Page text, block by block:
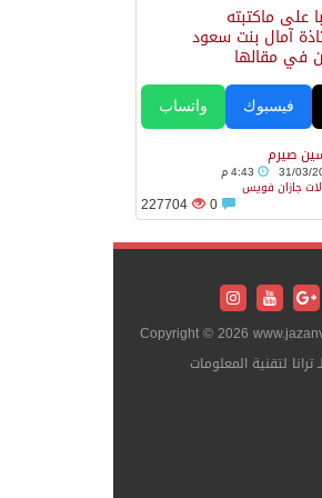
على ماكتبته
آمال بنت سعود
في مقالها
واتساب فيسبوك
صيرم
31/03/ 4:43 م
جازان فويس
227704
Copyright © 2026
لتقنية المعلومات